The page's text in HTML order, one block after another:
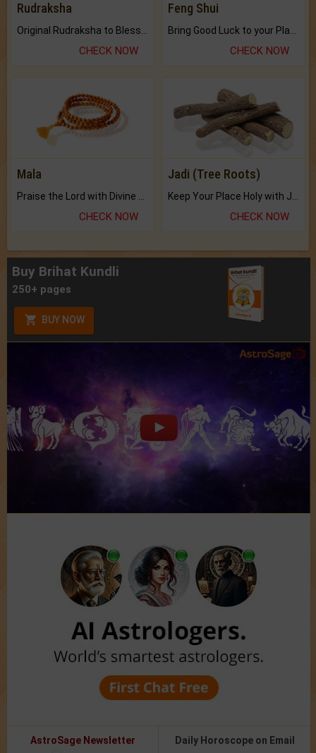
Rudraksha
CHECK NOW
Feng Shui
CHECK NOW
Mala
CHECK NOW
Jadi (Tree Roots)
CHECK NOW
Buy Brihat Kundli
250+ pages
BUY NOW
AstroSage Newsletter Daily Horoscope on Email